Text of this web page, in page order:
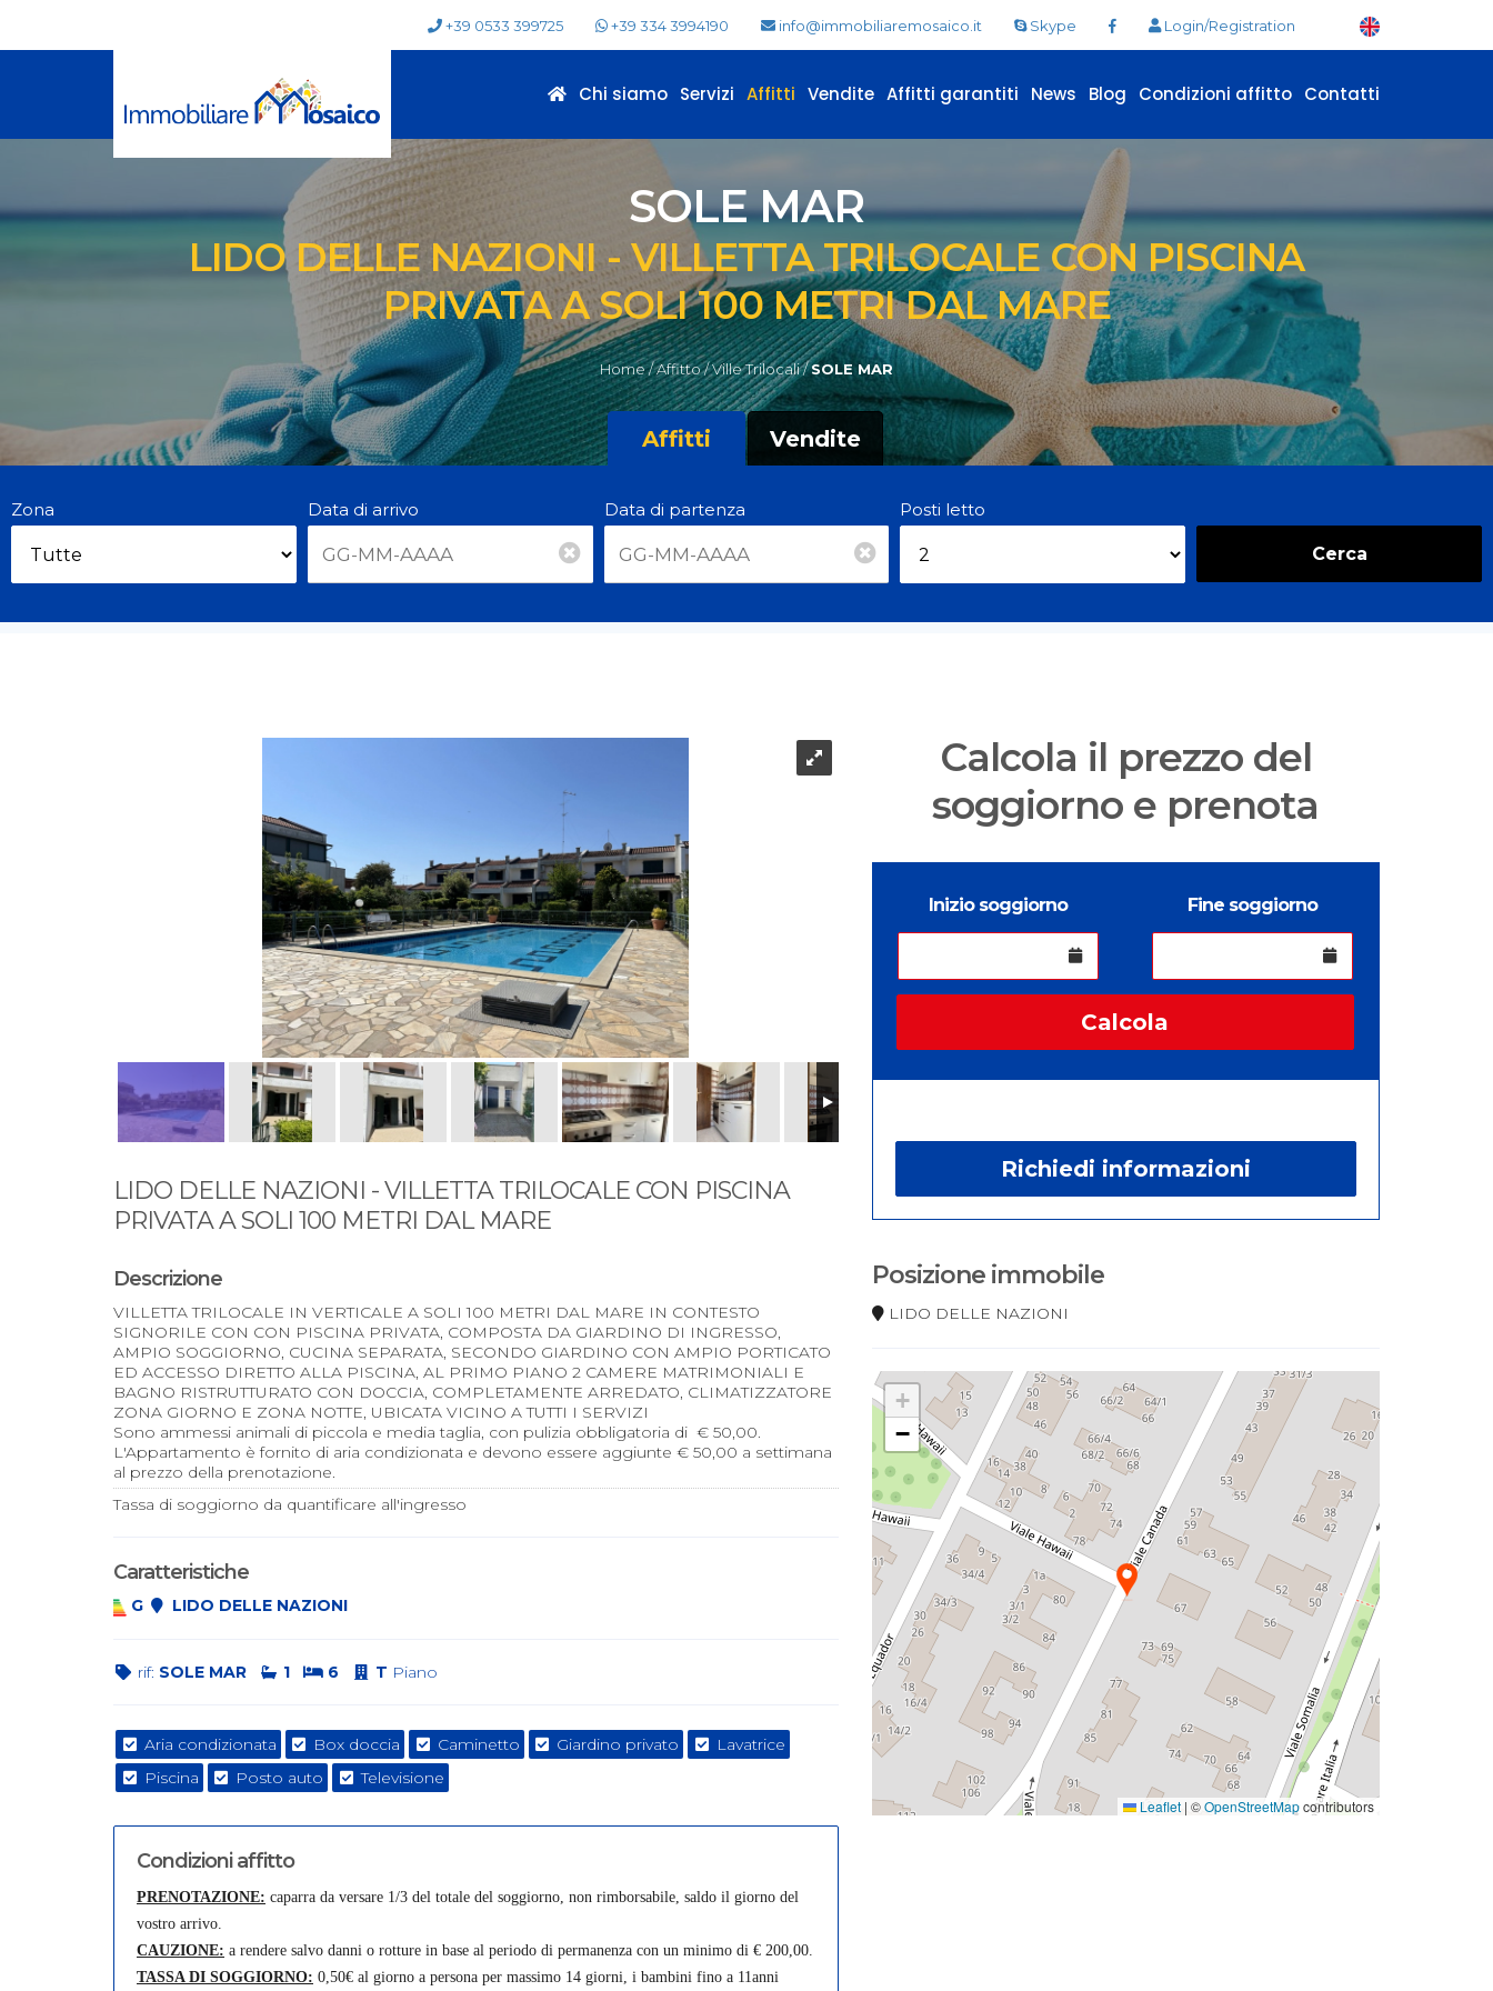
+39 0533 399725 +39 334 3994190 info@immobiliaremosaico.it Skype Login/Registration
Chi siamo Servizi Affitti Vendite Affitti garantiti News Blog Condizioni affitto Contatti
SOLE MAR
LIDO DELLE NAZIONI - VILLETTA TRILOCALE CON PISCINA
PRIVATA A SOLI 100 METRI DAL MARE
Home /Affitto /Ville Trilocali /SOLE MAR
Affitti Vendite
Zona Data di arrivo Data di partenza Posti letto
Cerca
LIDO DELLE NAZIONI - VILLETTA TRILOCALE CON PISCINA
PRIVATA A SOLI 100 METRI DAL MARE
Descrizione
VILLETTA TRILOCALE IN VERTICALE A SOLI 100 METRI DAL MARE IN CONTESTO
SIGNORILE CON CON PISCINA PRIVATA, COMPOSTA DA GIARDINO DI INGRESSO,
AMPIO SOGGIORNO, CUCINA SEPARATA, SECONDO GIARDINO CON AMPIO PORTICATO
ED ACCESSO DIRETTO ALLA PISCINA, AL PRIMO PIANO 2 CAMERE MATRIMONIALI E
BAGNO RISTRUTTURATO CON DOCCIA, COMPLETAMENTE ARREDATO, CLIMATIZZATORE
ZONA GIORNO E ZONA NOTTE, UBICATA VICINO A TUTTI I SERVIZI
Sono ammessi animali di piccola e media taglia, con pulizia obbligatoria di € 50,00.
L'Appartamento è fornito di aria condizionata e devono essere aggiunte € 50,00 a settimana
al prezzo della prenotazione.
Tassa di soggiorno da quantificare all'ingresso
Caratteristiche
G LIDO DELLE NAZIONI
rif: SOLE MAR 1 6 T Piano
Aria condizionata Box doccia Caminetto Giardino privato
Lavatrice
Piscina
Posto auto Televisione
Condizioni affitto
PRENOTAZIONE: caparra da versare 1/3 del totale del soggiorno, non rimborsabile, saldo il giorno del
vostro arrivo.
CAUZIONE: a rendere salvo danni o rotture in base al periodo di permanenza con un minimo di € 200,00.
TASSA DI SOGGIORNO: 0,50€ al giorno a persona per massimo 14 giorni, i bambini fino a 11anni
Calcola il prezzo del
soggiorno e prenota
Inizio soggiorno Fine soggiorno
Calcola
Richiedi informazioni
Posizione immobile
LIDO DELLE NAZIONI
+
−
Leaflet | ©OpenStreetMapcontributors